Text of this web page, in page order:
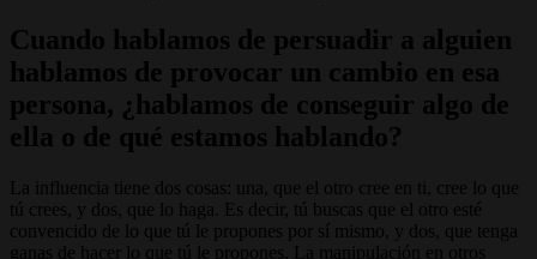
Cuando hablamos de persuadir a alguien
hablamos de provocar un cambio en esa
persona, ¿hablamos de conseguir algo de
ella o de qué estamos hablando?
La influencia tiene dos cosas: una, que el otro cree en ti, cree lo que
tú crees, y dos, que lo haga. Es decir, tú buscas que el otro esté
convencido de lo que tú le propones por sí mismo, y dos, que tenga
ganas de hacer lo que tú le propones. La manipulación en otros